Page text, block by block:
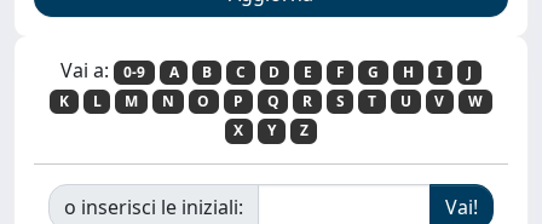
Vai a: 0-9 A B C D E F G H I
J
K
L M N O P Q R S T U V
W
X
Y Z
o inserisci le iniziali: